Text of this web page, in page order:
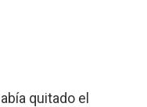
quitado el